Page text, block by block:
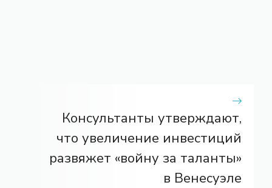
Консультанты утверждают,
что увеличение инвестиций
развяжет «войну за таланты»
в Венесуэле